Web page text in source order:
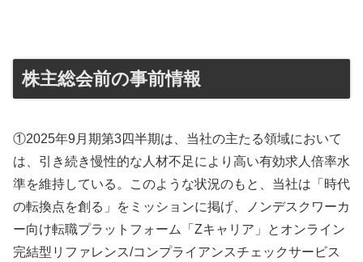
株主総会前の事前情報
①2025年9月期第3四半期は、当社の主たる領域において
は、引き続き慢性的な人材不足により高い有効求人倍率水
準を維持している。このような状況のもと、当社は「時代
の転換点を創る」をミッションに掲げ、ノンデスクワーカ
ー向け転職プラットフォーム「Zキャリア」とオンライン
完結型リファレンス/コンプライアンスチェックサービス